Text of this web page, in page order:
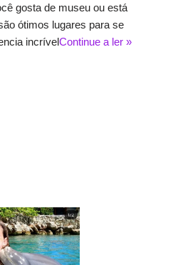
gosta de museu ou está
ótimos lugares para se
incrívelContinue a ler »